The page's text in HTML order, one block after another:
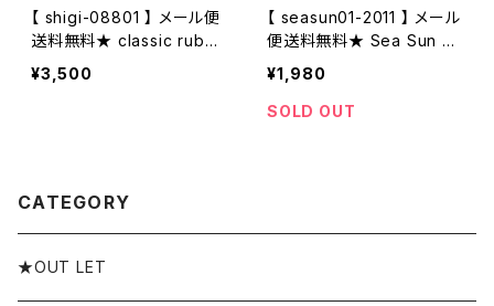
【 shigi-08801 】 メール便
送料無料★ classic rubbe
r sandal ラバーサンダル ラ
バー雪駄 雪駄 サンダル ビ
¥3,500
【 seasun01-2011 】 メール
便送料無料★ Sea Sun シ
ーサン ギョサン 漁業サンダ
ル サンダル ビーチサンダル
メンズサンダル レディース
¥1,980
SOLD OUT
CATEGORY
★OUT LET